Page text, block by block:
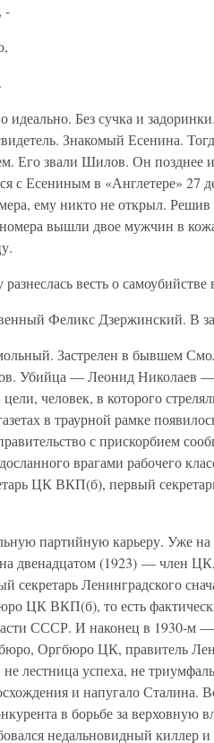
-
идеально. Без сучка и
Знакомый Есенина.
Его звали Шилов. Он позднее и
с Есениным в «Англетере» 27
ему никто не открыл. Решив
номера вышли двое мужчин в
весть о
Феликс Дзержинский. В
Застрелен в бывшем
Убийца — Леонид Николаев —
человек, в которого
в траурной рамке
с прискорбием
врагами рабочего
ЦК ВКП(б), первый
партийную карьеру. Уже на
двенадцатом (1923) — член ЦК,
Ленинградского
ЦК ВКП(б), то есть
СССР. И наконец в 1930-
Оргбюро ЦК, правитель
лестница успеха, не
и напугало Сталина.
в борьбе за верховную
недальновидный киллер